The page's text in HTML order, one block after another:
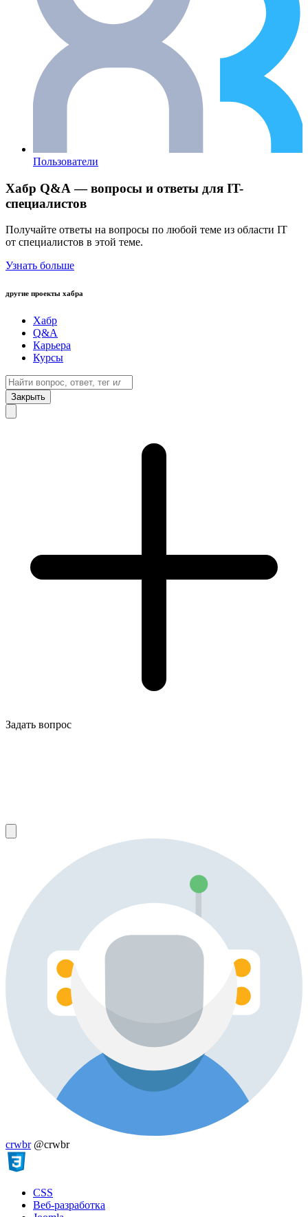
Пользователи
Хабр Q&A — вопросы и ответы для IT-
специалистов
Получайте ответы на вопросы по любой теме из области IT
от специалистов в этой теме.
Узнать больше
другие проекты хабра
Хабр
Q&A
Карьера
Курсы
Закрыть
Задать вопрос
crwbr @crwbr
CSS
Веб-разработка